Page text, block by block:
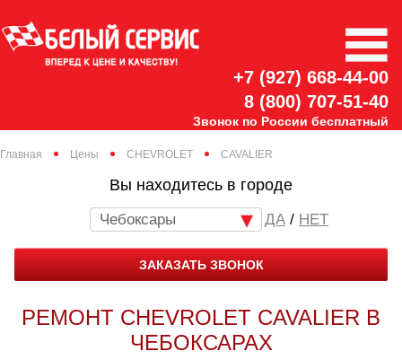
+7 (927) 668-44-00
8 (800) 707-51-40
Звонок по России бесплатный
Главная Цены CHEVROLET CAVALIER
Вы находитесь в городе
Чебоксары / НЕТ
ЗАКАЗАТЬ ЗВОНОК
РЕМОНТ CHEVROLET CAVALIER В
ЧЕБОКСАРАХ